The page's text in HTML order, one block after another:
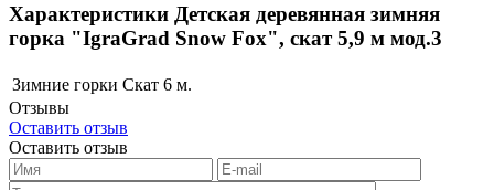
Характеристики Детская деревянная зимняя
горка "IgraGrad Snow Fox", скат 5,9 м мод.3
Зимние горки Скат 6 м.
Отзывы
Оставить отзыв
Оставить отзыв